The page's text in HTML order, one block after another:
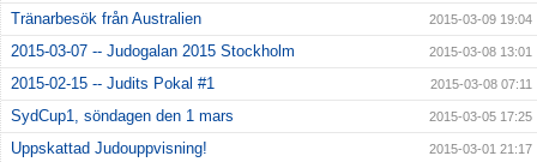
Tränarbesök från Australien 2015-03-09 19:04
2015-03-07 -- Judogalan 2015 Stockholm 2015-03-08 13:01
2015-02-15 -- Judits Pokal #1 2015-03-08 07:11
SydCup1, söndagen den 1 mars 2015-03-05 17:25
Uppskattad Judouppvisning! 2015-03-01 21:17